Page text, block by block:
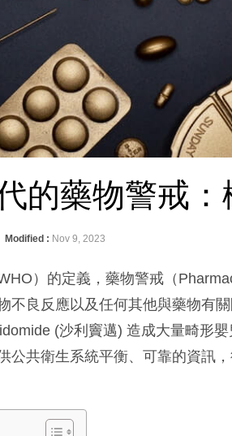
的藥物警戒
Modified : Nov 9, 2023
）的定義，藥物警戒（
不良反應以及任何其他與藥物有
(沙利竇邁) 造成大量畸形
公共衛生系統平衡、可靠的資訊